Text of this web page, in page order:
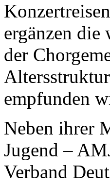
ergänzen die
der
empfunden
Neben ihrer
Jugend –
Verband